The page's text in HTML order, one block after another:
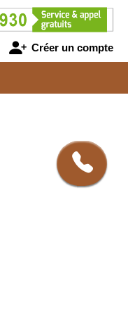
Créer un compte